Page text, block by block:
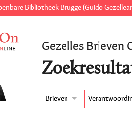
Bibliotheek Brugge (Guido
Gezelles Brieven
Brieven